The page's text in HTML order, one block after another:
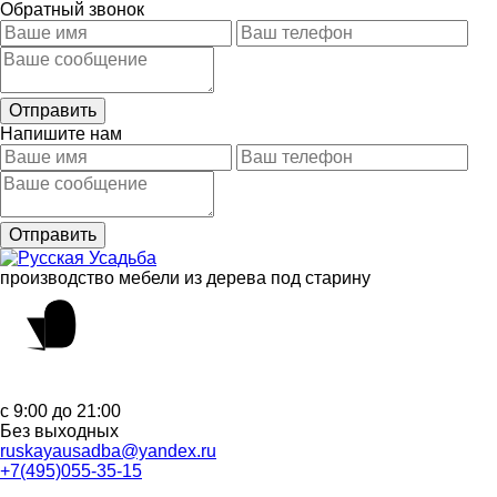
Обратный звонок
Напишите нам
производство мебели из дерева под старину
с 9:00 до 21:00
Без выходных
ruskayausadba@yandex.ru
+7(495)055-35-15